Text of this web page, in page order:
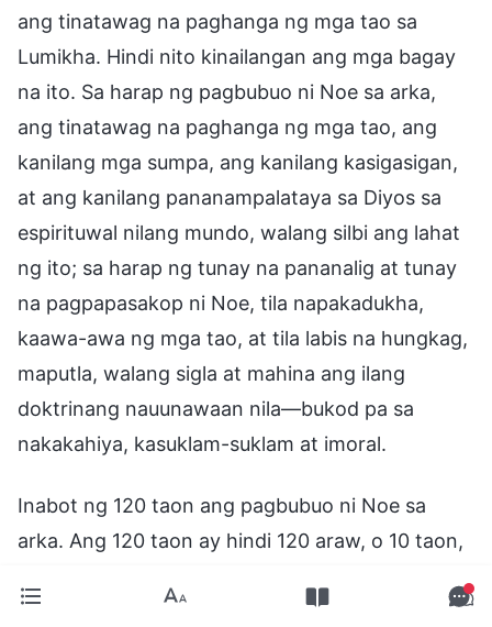
ang tinatawag na paghanga ng mga tao sa
Lumikha. Hindi nito kinailangan ang mga bagay
na ito. Sa harap ng pagbubuo ni Noe sa arka,
ang tinatawag na paghanga ng mga tao, ang
kanilang mga sumpa, ang kanilang kasigasigan,
at ang kanilang pananampalataya sa Diyos sa
espirituwal nilang mundo, walang silbi ang lahat
ng ito; sa harap ng tunay na pananalig at tunay
na pagpapasakop ni Noe, tila napakadukha,
kaawa-awa ng mga tao, at tila labis na hungkag,
maputla, walang sigla at mahina ang ilang
doktrinang nauunawaan nila—bukod pa sa
nakakahiya, kasuklam-suklam at imoral.
Inabot ng 120 taon ang pagbubuo ni Noe sa
arka. Ang 120 taon ay hindi 120 araw, o 10 taon,
dekada kaysa sa karaniwang haba ng buhay ng